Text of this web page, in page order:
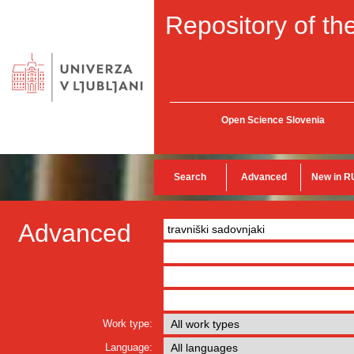
Repository of
Open Science Slovenia
Search Advanced New in
Advanced
Work type:
Language: